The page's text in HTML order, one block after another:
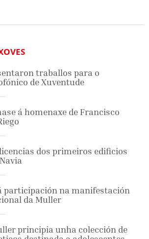
traballos para o
de Xuventude
á homenaxe de Francisco
dos primeiros edificios
participación na manifestación
da Muller
principia unha colección de